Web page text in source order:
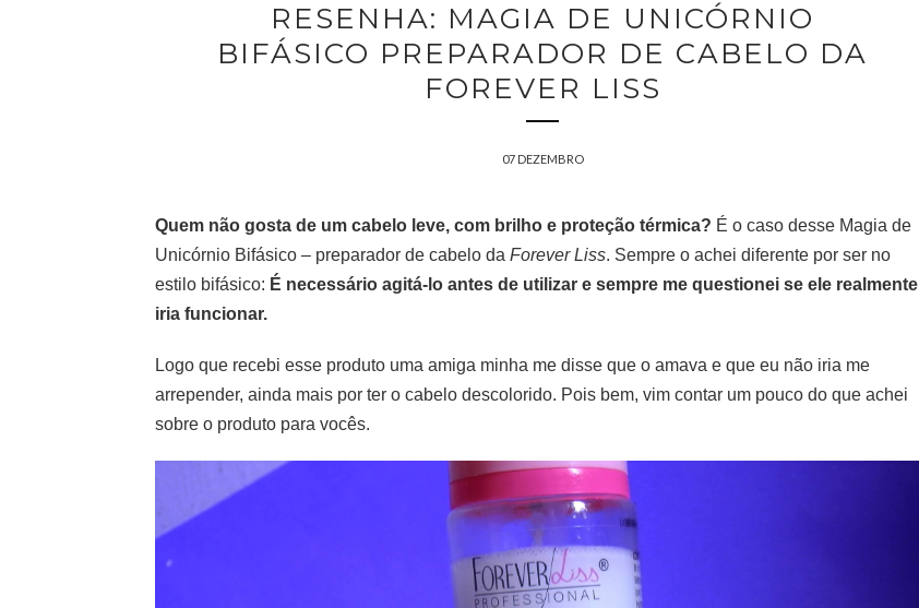
RESENHA: MAGIA DE UNICÓRNIO
BIFÁSICO PREPARADOR DE CABELO DA
FOREVER LISS
07 DEZEMBRO
Quem não gosta de um cabelo leve, com brilho e proteção térmica? É o caso desse Magia de
Unicórnio Bifásico – preparador de cabelo da Forever Liss. Sempre o achei diferente por ser no
estilo bifásico: É necessário agitá-lo antes de utilizar e sempre me questionei se ele realmente
iria funcionar.
Logo que recebi esse produto uma amiga minha me disse que o amava e que eu não iria me
arrepender, ainda mais por ter o cabelo descolorido. Pois bem, vim contar um pouco do que achei
sobre o produto para vocês.